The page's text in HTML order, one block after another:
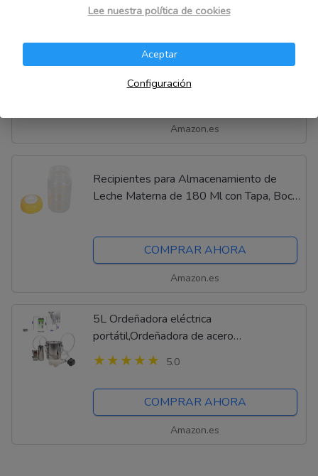
Philips Avent Extractor de leche manual:
con una sola mano (modelo SCF430/01)
4.0
Amazon.es
Recipientes para Almacenamiento de
Leche Materna de 180 Ml con Tapa, Boca
COMPRAR AHORA
Amazon.es
5L Ordeñadora eléctrica
portátil,Ordeñadora de acero
inoxidable,Ordeñadora de vaca
cabra,Extractor de leche de gran
capacidad, con pulso,Micro bomba de...
5.0
COMPRAR AHORA
Amazon.es
Lee nuestra política de cookies
Aceptar
Configuración